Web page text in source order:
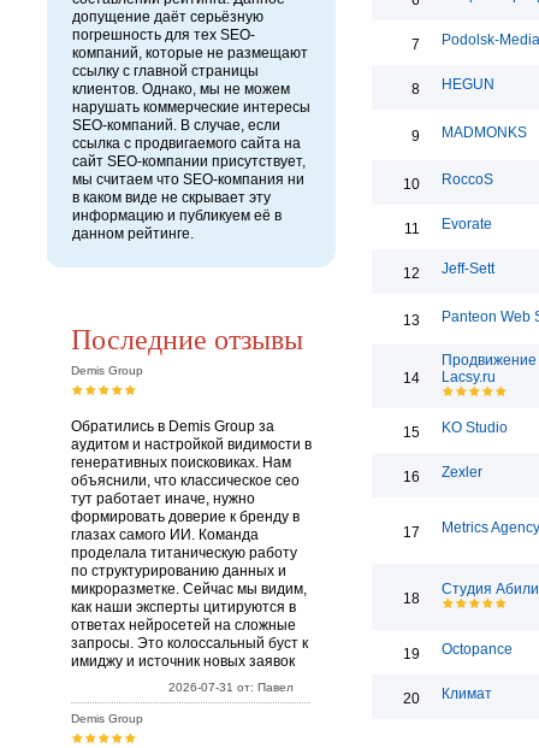
допущение даёт серьёзную
погрешность для тех SEO-
компаний, которые не размещают
ссылку с главной страницы
клиентов. Однако, мы не можем
нарушать коммерческие интересы
SEO-компаний. В случае, если
ссылка с продвигаемого сайта на
сайт SEO-компании присутствует,
мы считаем что SEO-компания ни
в каком виде не скрывает эту
информацию и публикуем её в
данном рейтинге.
Последние отзывы
Demis Group
Обратились в Demis Group за
аудитом и настройкой видимости в
генеративных поисковиках. Нам
объяснили, что классическое сео
тут работает иначе, нужно
формировать доверие к бренду в
глазах самого ИИ. Команда
проделала титаническую работу
по структурированию данных и
микроразметке. Сейчас мы видим,
как наши эксперты цитируются в
ответах нейросетей на сложные
запросы. Это колоссальный буст к
имиджу и источник новых заявок
2026-07-31 от: Павел
Demis Group
7 Podolsk-Media
8 HEGUN
9 MADMONKS
10 RoccoS
11 Evorate
12 Jeff-Sett
13 Panteon Web
14
Продвижение
Lacsy.ru
15 KO Studio
16 Zexler
17 Metrics Agency
18
Студия
19 Octopance
20 Климат